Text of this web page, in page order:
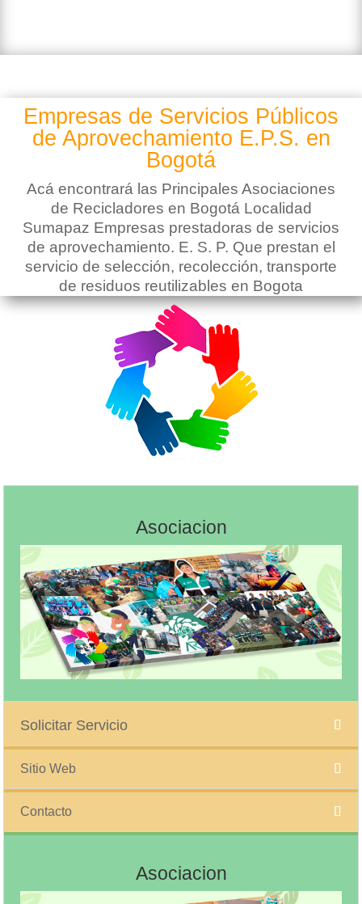
Empresas de Servicios Públicos
de Aprovechamiento E.P.S. en
Bogotá
Acá encontrará las Principales Asociaciones
de Recicladores en Bogotá Localidad
Sumapaz Empresas prestadoras de servicios
de aprovechamiento. E. S. P. Que prestan el
servicio de selección, recolección, transporte
de residuos reutilizables en Bogota
Asociacion
Solicitar Servicio
Sitio Web
Contacto
Asociacion